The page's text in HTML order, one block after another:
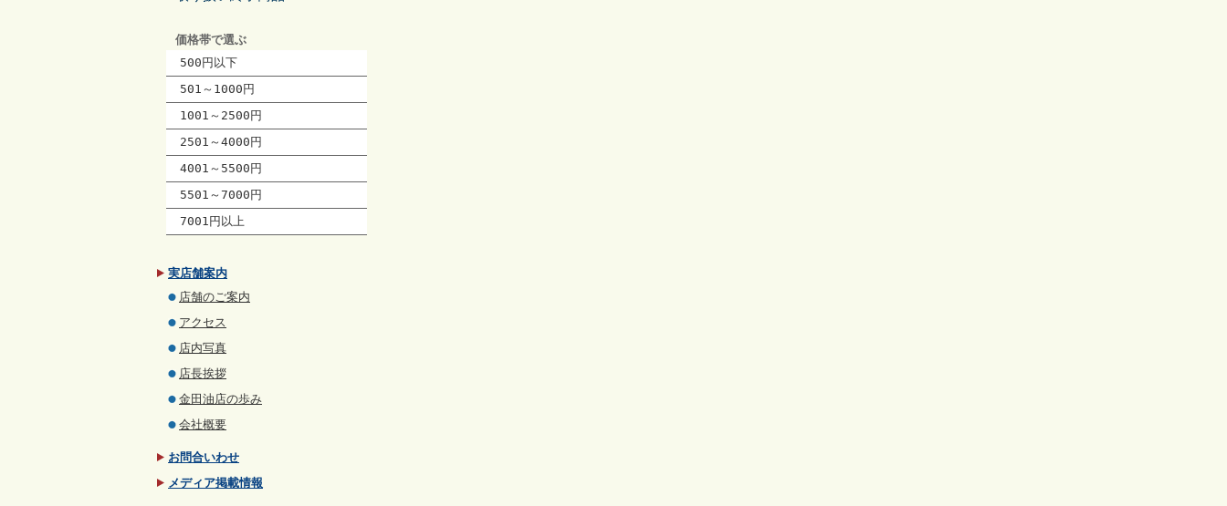
価格帯で選ぶ
500円以下
501～1000円
1001～2500円
2501～4000円
4001～5500円
5501～7000円
7001円以上
実店舗案内
店舗のご案内
アクセス
店内写真
店長挨拶
金田油店の歩み
会社概要
お問合いわせ
メディア掲載情報